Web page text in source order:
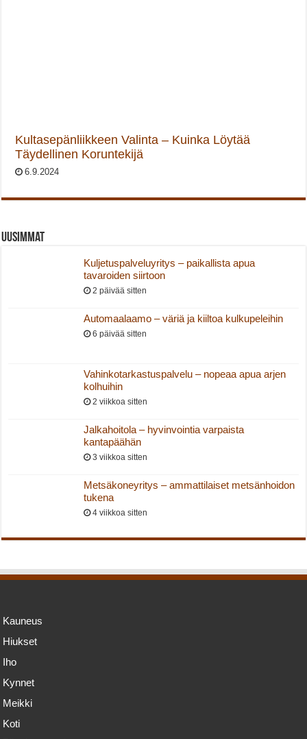
Kultasepänliikkeen Valinta – Kuinka Löytää
Täydellinen Koruntekijä
6.9.2024
Uusimmat
Kuljetuspalveluyritys – paikallista apua
tavaroiden siirtoon
2 päivää sitten
Automaalaamo – väriä ja kiiltoa kulkupeleihin
6 päivää sitten
Vahinkotarkastuspalvelu – nopeaa apua arjen
kolhuihin
2 viikkoa sitten
Jalkahoitola – hyvinvointia varpaista
kantapäähän
3 viikkoa sitten
Metsäkoneyritys – ammattilaiset metsänhoidon
tukena
4 viikkoa sitten
Kauneus
Hiukset
Iho
Kynnet
Meikki
Koti